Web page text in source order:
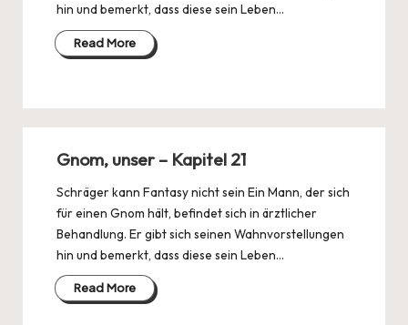
hin und bemerkt, dass diese sein Leben…
Read More
Gnom, unser – Kapitel 21
Schräger kann Fantasy nicht sein Ein Mann, der sich
für einen Gnom hält, befindet sich in ärztlicher
Behandlung. Er gibt sich seinen Wahnvorstellungen
hin und bemerkt, dass diese sein Leben…
Read More